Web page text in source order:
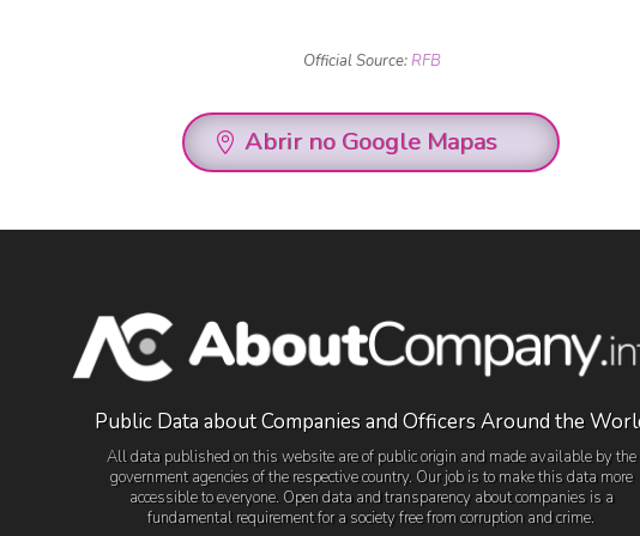
Official Source:RFB
Abrir no Google Mapas
Public Data about Companies and Officers Around the
All data published on this website are of public origin and made available by the
government agencies of the respective country. Our job is to make this data more
accessible to everyone. Open data and transparency about companies is a
fundamental requirement for a society free from corruption and crime.